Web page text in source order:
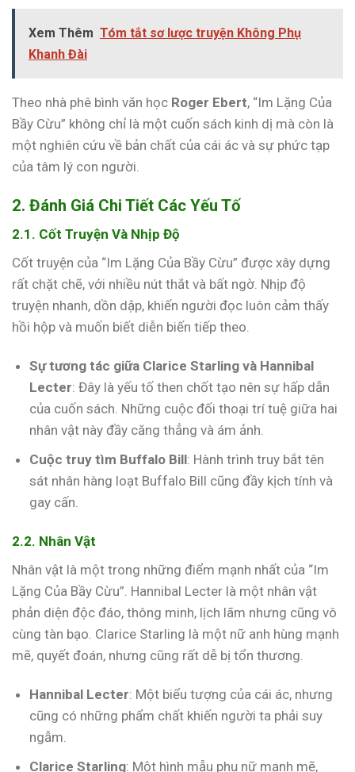
Xem Thêm Tóm tắt sơ lược truyện Không Phụ
Khanh Đài
Theo nhà phê bình văn học Roger Ebert, “Im Lặng Của
Bầy Cừu” không chỉ là một cuốn sách kinh dị mà còn là
một nghiên cứu về bản chất của cái ác và sự phức tạp
của tâm lý con người.
2. Đánh Giá Chi Tiết Các Yếu Tố
2.1. Cốt Truyện Và Nhịp Độ
Cốt truyện của “Im Lặng Của Bầy Cừu” được xây dựng
rất chặt chẽ, với nhiều nút thắt và bất ngờ. Nhịp độ
truyện nhanh, dồn dập, khiến người đọc luôn cảm thấy
hồi hộp và muốn biết diễn biến tiếp theo.
Sự tương tác giữa Clarice Starling và Hannibal
Lecter: Đây là yếu tố then chốt tạo nên sự hấp dẫn
của cuốn sách. Những cuộc đối thoại trí tuệ giữa hai
nhân vật này đầy căng thẳng và ám ảnh.
Cuộc truy tìm Buffalo Bill: Hành trình truy bắt tên
sát nhân hàng loạt Buffalo Bill cũng đầy kịch tính và
gay cấn.
2.2. Nhân Vật
Nhân vật là một trong những điểm mạnh nhất của “Im
Lặng Của Bầy Cừu”. Hannibal Lecter là một nhân vật
phản diện độc đáo, thông minh, lịch lãm nhưng cũng vô
cùng tàn bạo. Clarice Starling là một nữ anh hùng mạnh
mẽ, quyết đoán, nhưng cũng rất dễ bị tổn thương.
Hannibal Lecter: Một biểu tượng của cái ác, nhưng
cũng có những phẩm chất khiến người ta phải suy
ngẫm.
Clarice Starling: Một hình mẫu phụ nữ mạnh mẽ,